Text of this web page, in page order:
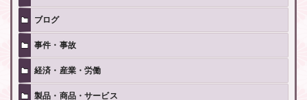
ブログ
事件・事故
経済・産業・労働
製品・商品・サービス